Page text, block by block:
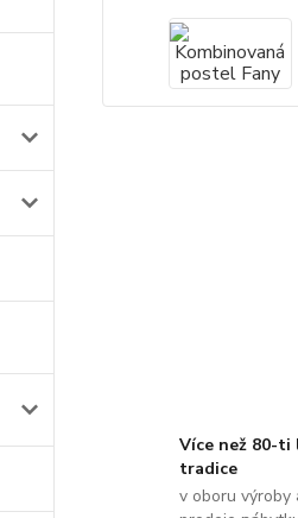
Více než 80-ti
tradice
v oboru výroby